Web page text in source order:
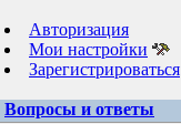
Авторизация
Мои настройки
Зарегистрироваться
Вопросы и ответы